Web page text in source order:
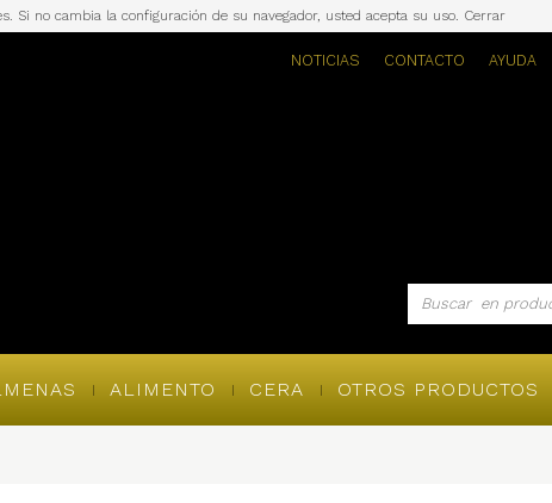
Si no cambia la configuración de su navegador, usted acepta su uso. Cerrar
NOTICIAS CONTACTO AYUDA
ALIMENTO CERA OTROS PRODUCTOS